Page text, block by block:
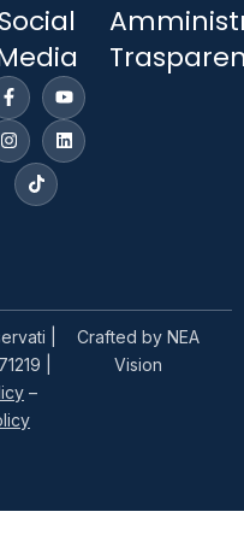
Social
|
|
–
Crafted by NEA
Vision